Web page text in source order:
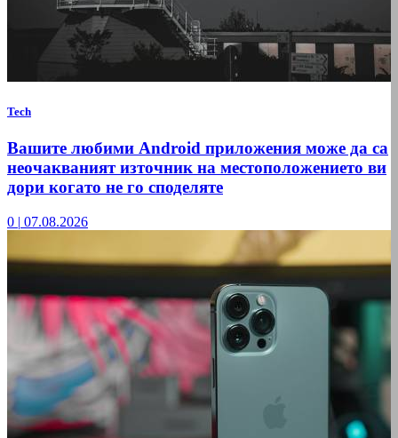
Tech
Вашите любими Android приложения може да са
неочакваният източник на местоположението ви
дори когато не го споделяте
0 | 07.08.2026